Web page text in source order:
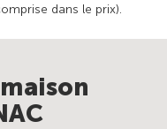
dans le prix).